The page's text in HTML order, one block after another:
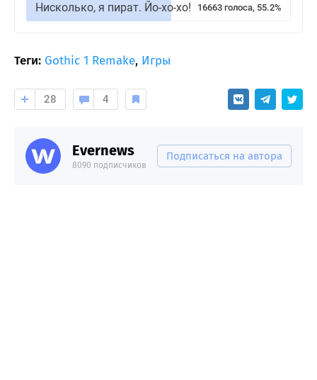
Нисколько, я пират. Йо-хо-хо! 16663 голоса, 55.2%
Теги: Gothic 1 Remake, Игры
28 4
Evernews
8090 подписчиков
Подписаться на автора